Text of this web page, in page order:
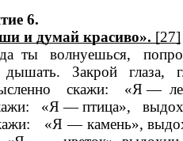
6.
и думай красиво». [27]
ты волнуешься,
дышать. Закрой глаза,
скажи: «Я —
«Я — птица»,
«Я — камень»,